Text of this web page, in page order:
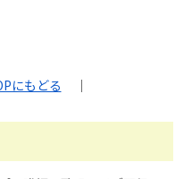
にもどる ｜